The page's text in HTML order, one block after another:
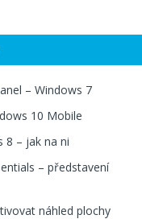
– Windows 7
10 Mobile
8 – jak na ni
– představení
náhled plochy